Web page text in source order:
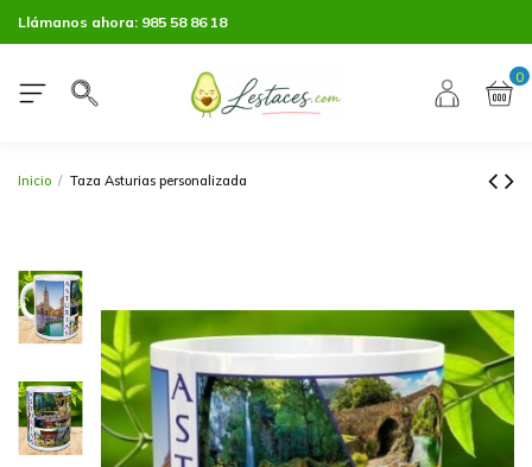
Llámanos ahora: 985 58 86 18
0
Inicio Taza Asturias personalizada